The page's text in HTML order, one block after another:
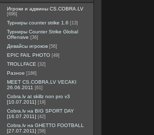
Игроки и админы CS.COBRA.LV
[696]
Турниры counter strike 1.6 [13]
Турниры Counter Strike Global
Offensive [36]
Девайсы игроков [56]
EPIC FAIL PHOTO [49]
TROLLFACE [32]
Разное [186]
MEET CS.COBRA.LV VECAKI
26.06.2011 [61]
Cobra.lv at skillz non pro v3
[10.07.2011] [19]
Cobra.lv на BIG SPORT DAY
[16.07.2011] [42]
Cobra.lv на GHETTO FOOTBALL
[27.07.2011] [58]